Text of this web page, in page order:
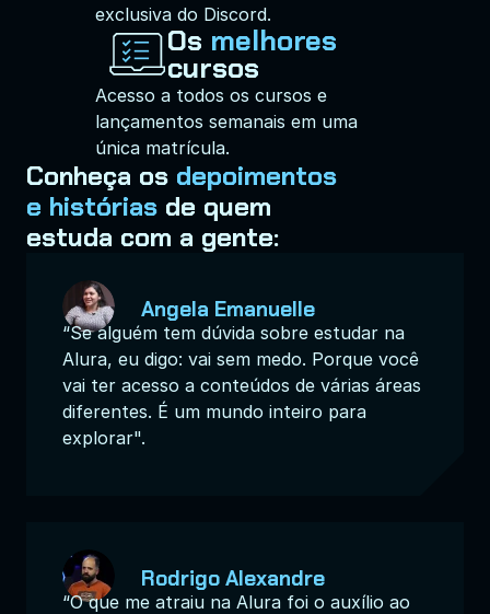
exclusiva do Discord.
Os
cursos
Acesso a todos os cursos e
lançamentos semanais em uma
única matrícula.
Conheça os depoimentos
e histórias de quem
estuda com a gente:
Angela Emanuelle
“Se alguém tem dúvida sobre estudar na
Alura, eu digo: vai sem medo. Porque você
vai ter acesso a conteúdos de várias áreas
diferentes. É um mundo inteiro para
explorar".
Rodrigo Alexandre
“O que me atraiu na Alura foi o auxílio ao